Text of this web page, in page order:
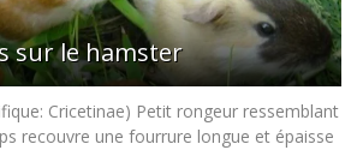
sur le hamster
Cricetinae) Petit rongeur ressemblant
recouvre une fourrure longue et épaisse